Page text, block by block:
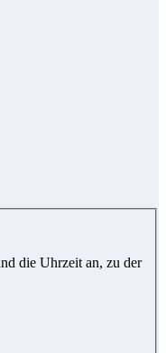
die Uhrzeit an, zu der